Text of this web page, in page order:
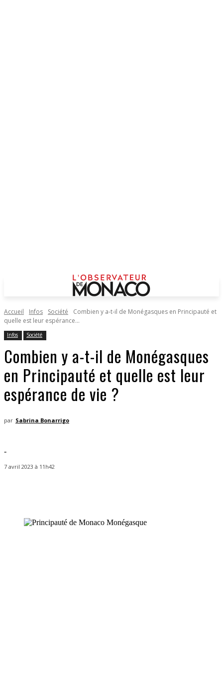
Accueil Infos Société
Combien y a-t-il de Monégasques en Principauté et
quelle est leur espérance...
Infos Société
Combien y a-t-il de Monégasques
en Principauté et quelle est leur
espérance de vie ?
par Sabrina Bonarrigo
-
7 avril 2023 à 11h42